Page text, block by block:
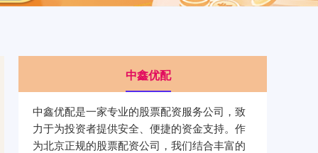
中鑫优配
中鑫优配是一家专业的股票配资服务公司，致
力于为投资者提供安全、便捷的资金支持。作
为北京正规的股票配资公司，我们结合丰富的